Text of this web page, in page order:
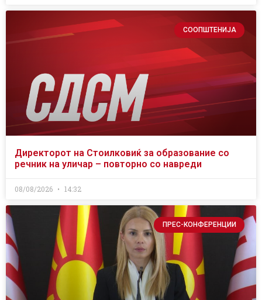
СООПШТЕНИЈА
Директорот на Стоилковиќ за образование со
речник на уличар – повторно со навреди
08/08/2026 14:32
ПРЕС-КОНФЕРЕНЦИИ